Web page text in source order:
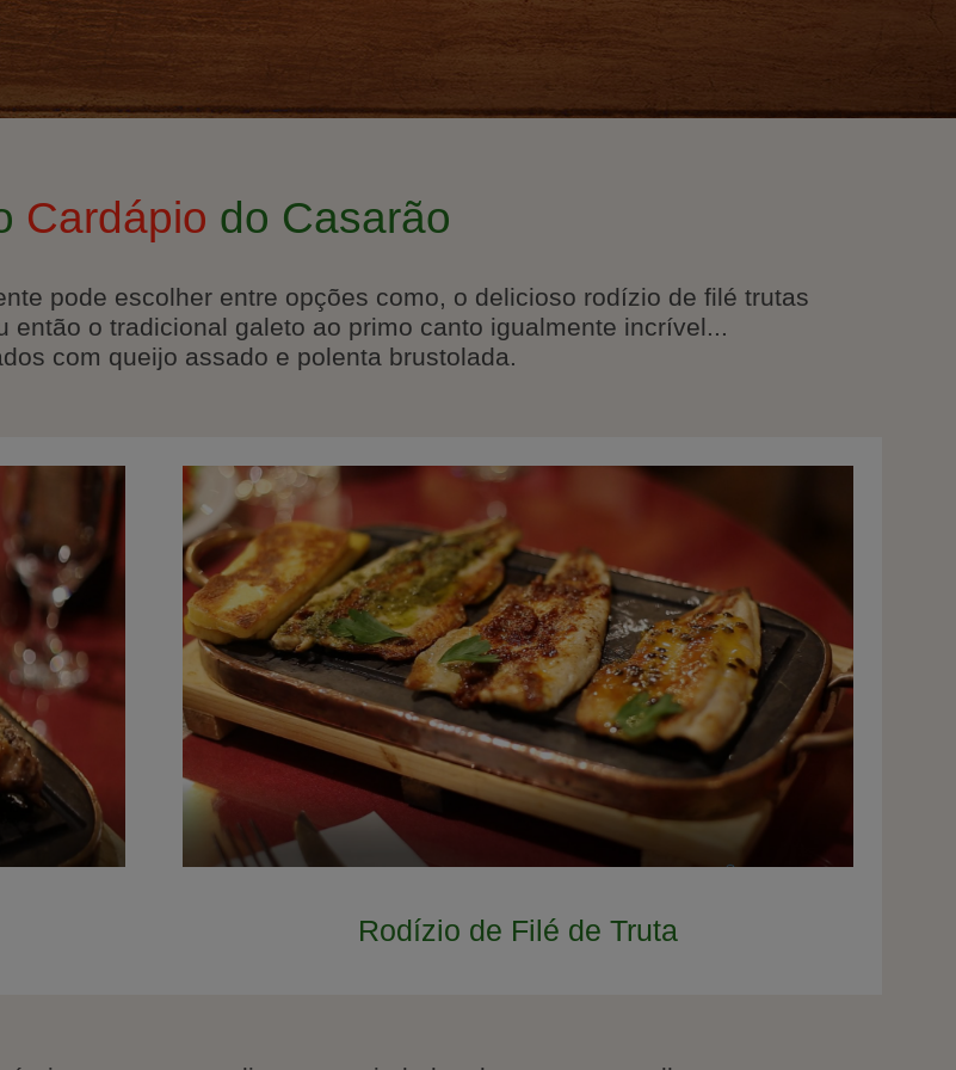
Cardápio do Casarão
pode escolher entre opções como, o delicioso rodízio de filé trutas
então o tradicional galeto ao primo canto igualmente incrível...
com queijo assado e polenta brustolada.
Rodízio de Filé de Truta